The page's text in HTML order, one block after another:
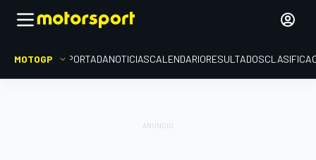
MOTOGP PORTADANOTICIASCALENDARIORESULTADOS